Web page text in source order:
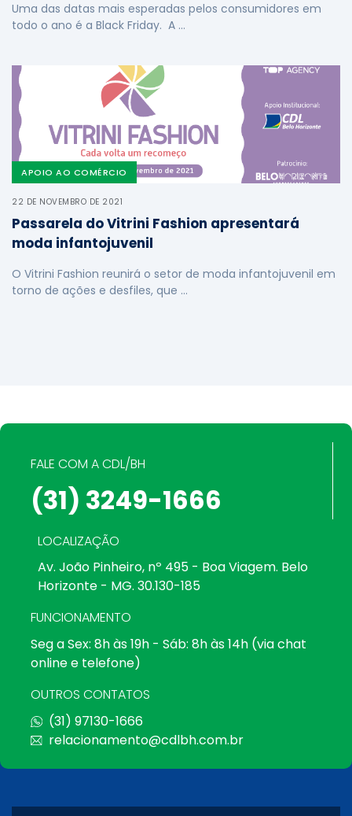
Uma das datas mais esperadas pelos consumidores em
todo o ano é a Black Friday. A …
APOIO AO COMÉRCIO
22 DE NOVEMBRO DE 2021
Passarela do Vitrini Fashion apresentará
moda infantojuvenil
O Vitrini Fashion reunirá o setor de moda infantojuvenil em
torno de ações e desfiles, que …
FALE COM A CDL/BH
(31) 3249-1666
LOCALIZAÇÃO
Av. João Pinheiro, nº 495 - Boa Viagem. Belo
Horizonte - MG. 30.130-185
FUNCIONAMENTO
Seg a Sex: 8h às 19h - Sáb: 8h às 14h (via chat
online e telefone)
OUTROS CONTATOS
(31) 97130-1666
relacionamento@cdlbh.com.br